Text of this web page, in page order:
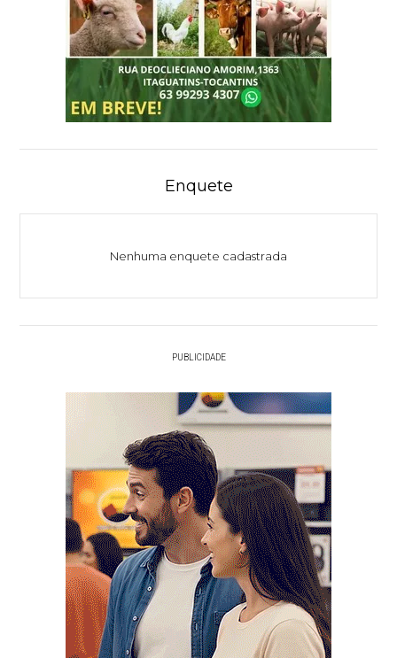
Enquete
Nenhuma enquete cadastrada
PUBLICIDADE